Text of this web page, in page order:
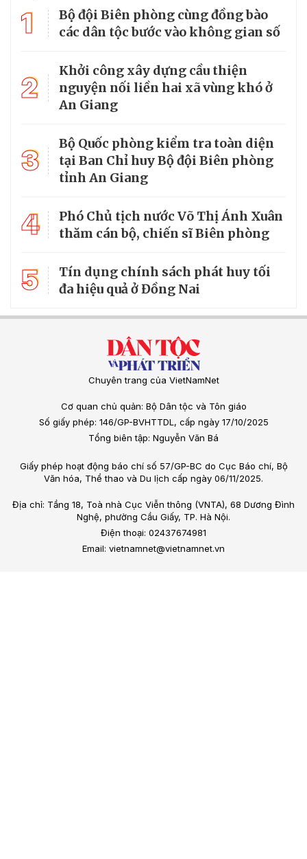
1
Bộ đội Biên phòng cùng đồng bào
các dân tộc bước vào không gian số
2
Khởi công xây dựng cầu thiện
nguyện nối liền hai xã vùng khó ở
An Giang
3
Bộ Quốc phòng kiểm tra toàn diện
tại Ban Chỉ huy Bộ đội Biên phòng
tỉnh An Giang
4
Phó Chủ tịch nước Võ Thị Ánh Xuân
thăm cán bộ, chiến sĩ Biên phòng
5
Tín dụng chính sách phát huy tối
đa hiệu quả ở Đồng Nai
Chuyên trang của VietNamNet
Cơ quan chủ quản: Bộ Dân tộc và Tôn giáo
Số giấy phép: 146/GP-BVHTTDL, cấp ngày 17/10/2025
Tổng biên tập: Nguyễn Văn Bá
Giấy phép hoạt động báo chí số 57/GP-BC do Cục Báo chí, Bộ
Văn hóa, Thể thao và Du lịch cấp ngày 06/11/2025.
Địa chỉ: Tầng 18, Toà nhà Cục Viễn thông (VNTA), 68 Dương Đình
Nghệ, phường Cầu Giấy, TP. Hà Nội.
Điện thoại: 02437674981
Email: vietnamnet@vietnamnet.vn